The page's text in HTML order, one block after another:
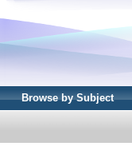
Browse by Subject